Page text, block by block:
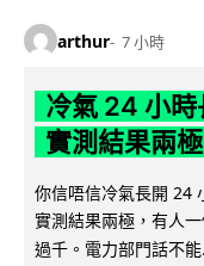
arthur 7 小時
冷氣 24 小
實測結果兩
你信唔信冷氣長開 24
實測結果兩極，有人
過千。電力部門話不